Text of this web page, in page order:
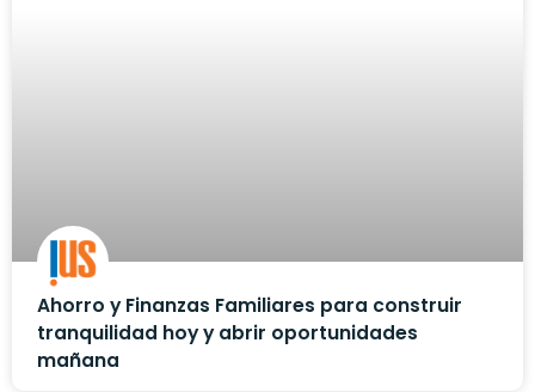
Ahorro y Finanzas Familiares para construir
tranquilidad hoy y abrir oportunidades
mañana